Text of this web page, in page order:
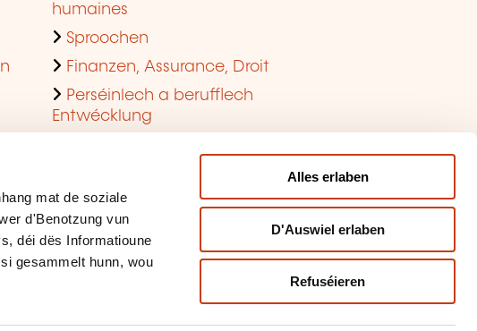
mat de soziale
d'Benotzung vun
déi dës Informatioune
gesammelt hunn, wou
Alles erlaben
D'Auswiel erlaben
Refuséieren
humaines
Sproochen
Finanzen, Assurance, Droit
Perséinlech a berufflech
Entwécklung